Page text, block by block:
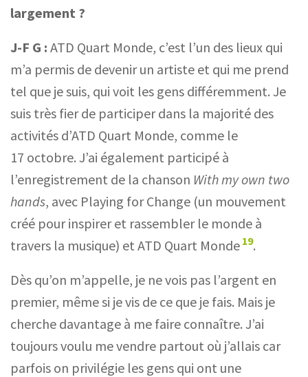
largement ?
J-F G : ATD Quart Monde, c’est l’un des lieux qui
m’a permis de devenir un artiste et qui me prend
tel que je suis, qui voit les gens différemment. Je
suis très fier de participer dans la majorité des
activités d’ATD Quart Monde, comme le
17 octobre. J’ai également participé à
l’enregistrement de la chanson With my own two
hands, avec Playing for Change (un mouvement
créé pour inspirer et rassembler le monde à
travers la musique) et ATD Quart Monde 19.
Dès qu’on m’appelle, je ne vois pas l’argent en
premier, même si je vis de ce que je fais. Mais je
cherche davantage à me faire connaître. J’ai
toujours voulu me vendre partout où j’allais car
parfois on privilégie les gens qui ont une